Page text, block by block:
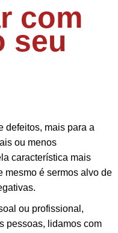
com
seu
defeitos, mais para a
ou menos
característica mais
mesmo é sermos alvo de
ou profissional,
pessoas, lidamos com